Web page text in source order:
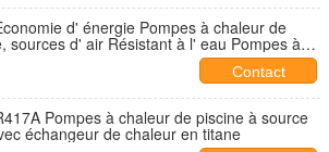
d' énergie Pompes à chaleur de
sources d' air Résistant à l' eau Pompes à
Contact
Pompes à chaleur de piscine à source
échangeur de chaleur en titane